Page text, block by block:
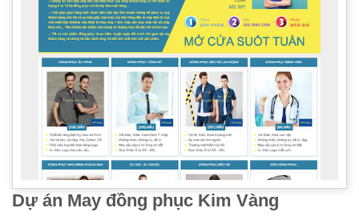
Dự án May đồng phục Kim Vàng